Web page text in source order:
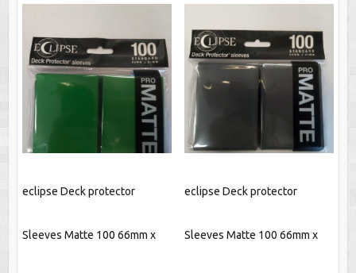
eclipse Deck protector
Sleeves Matte 100 66mm x
eclipse Deck protector
Sleeves Matte 100 66mm x